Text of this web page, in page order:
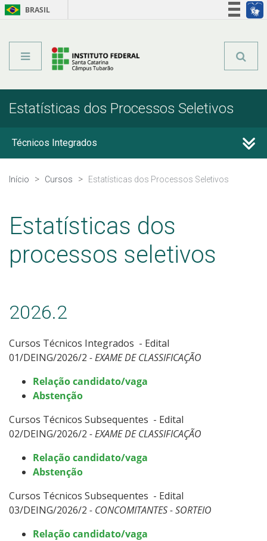
BRASIL
Estatísticas dos Processos Seletivos
Técnicos Integrados
Técnicos Subsequentes
Graduação
Especialização
Processo de Inscrição
Resultados
Resultados Vagas Remanescentes
Calendário de inscrições
Início Cursos Estatísticas dos Processos Seletivos
Estatísticas dos
processos seletivos
2026.2
Cursos Técnicos Integrados - Edital
01/DEING/2026/2 - EXAME DE CLASSIFICAÇÃO
Relação candidato/vaga
Abstenção
Cursos Técnicos Subsequentes - Edital
02/DEING/2026/2 - EXAME DE CLASSIFICAÇÃO
Relação candidato/vaga
Abstenção
Cursos Técnicos Subsequentes - Edital
03/DEING/2026/2 - CONCOMITANTES - SORTEIO
Relação candidato/vaga